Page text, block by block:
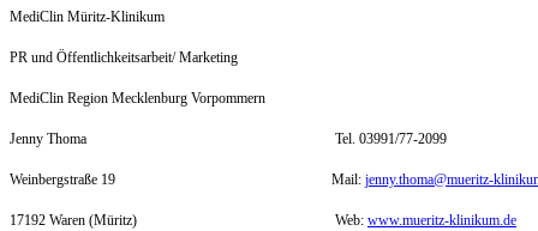
MediClin Müritz-Klinikum
PR und Öffentlichkeitsarbeit/ Marketing
MediClin Region Mecklenburg Vorpommern
Jenny Thoma Tel. 03991/77-2099
Weinbergstraße 19 Mail: jenny.thoma@mueritz-
17192 Waren (Müritz) Web: www.mueritz-klinikum.de